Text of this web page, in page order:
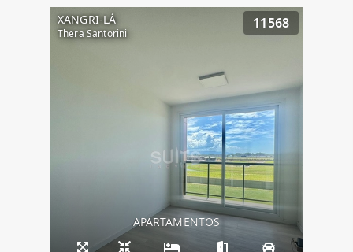
XANGRI-LÁ
Thera Santorini
11568
APARTAMENTOS